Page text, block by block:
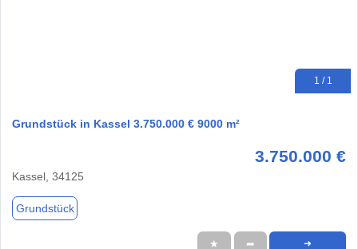
1 / 1
Grundstück in Kassel 3.750.000 € 9000 m²
3.750.000 €
Kassel, 34125
Grundstück
★ ➦ ➜